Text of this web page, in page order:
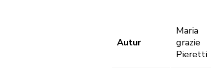
Autur
Maria
grazie
Pieretti